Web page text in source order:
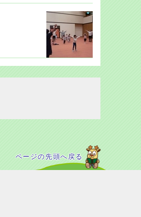
ページの先頭へ戻る